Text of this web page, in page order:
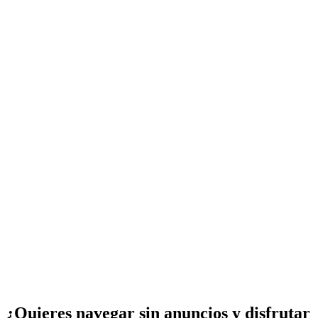
¿Quieres navegar sin anuncios y disfrutar